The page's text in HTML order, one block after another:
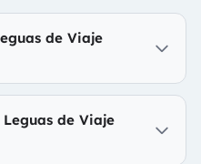
de Viaje
de Viaje